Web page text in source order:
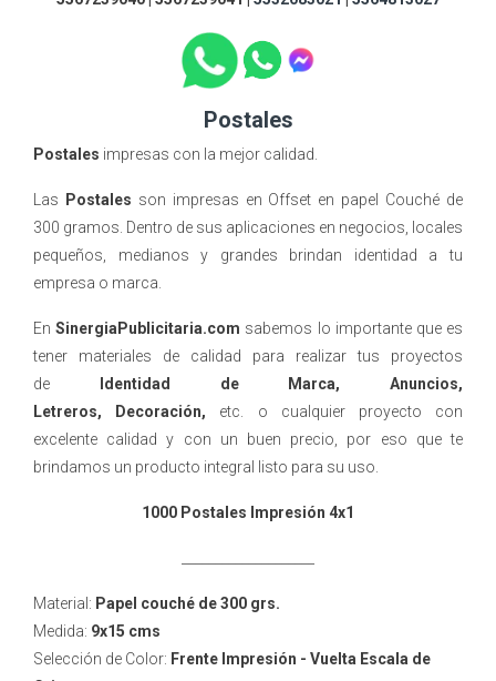
Postales
Postales impresas con la mejor calidad.
Las Postales son impresas en Offset en papel Couché de
300 gramos. Dentro de sus aplicaciones en negocios, locales
pequeños, medianos y grandes brindan identidad a tu
empresa o marca.
EnSinergiaPublicitaria.com sabemos lo importante que es
tener materiales de calidad para realizar tus proyectos
de
Identidad de Marca, Anuncios,
Letreros, Decoración, etc. o cualquier proyecto con
excelente calidad y con un buen precio, por eso que te
brindamos un producto integral listo para su uso.
1000 Postales Impresión 4x1
Material: Papel couché de 300 grs.
Medida: 9x15 cms
Selección de Color: Frente Impresión - Vuelta Escala de